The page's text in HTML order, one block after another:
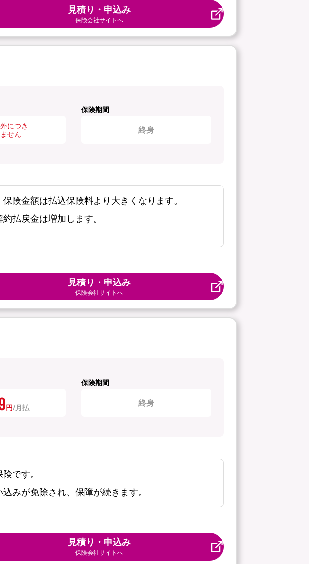
見積り・申込み
保険会社サイトへ
につき
せん
保険期間
終身
険金額は払込保険料より大きくなります。
払戻金は増加します。
見積り・申込み
保険会社サイトへ
円
保険期間
終身
です。
みが免除され、保障が続きます。
見積り・申込み
保険会社サイトへ